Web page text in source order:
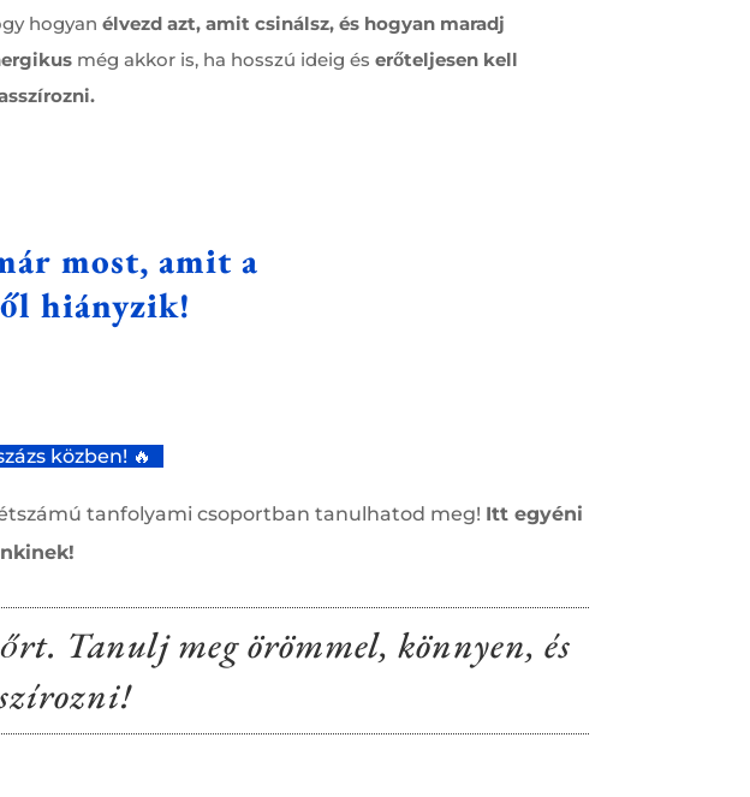
hogyan élvezd azt, amit csinálsz, és hogyan maradj
még akkor is, ha hosszú ideig és erőteljesen kell
most, amit a
hiányzik!
közben! 🔥
tanfolyami csoportban tanulhatod meg! Itt egyéni
Tanulj meg örömmel, könnyen, és